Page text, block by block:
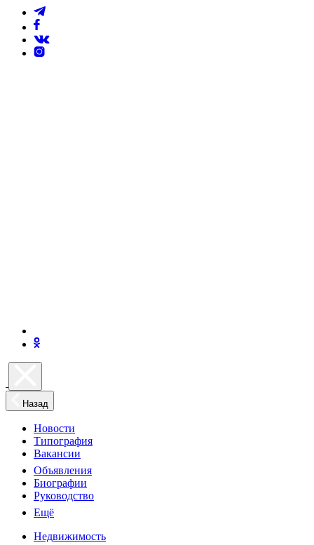
Назад
Новости
Типография
Вакансии
Объявления
Биографии
Руководство
Ещё
Недвижимость